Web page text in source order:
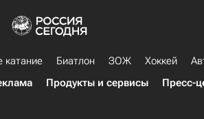
катание Биатлон ЗОЖ Хоккей
Продукты и сервисы Пресс-